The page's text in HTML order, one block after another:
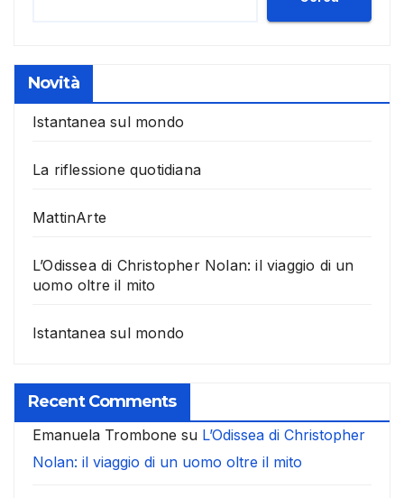
Novità
Istantanea sul mondo
La riflessione quotidiana
MattinArte
L’Odissea di Christopher Nolan: il viaggio di un
uomo oltre il mito
Istantanea sul mondo
Recent Comments
Emanuela Trombone su L’Odissea di Christopher
Nolan: il viaggio di un uomo oltre il mito